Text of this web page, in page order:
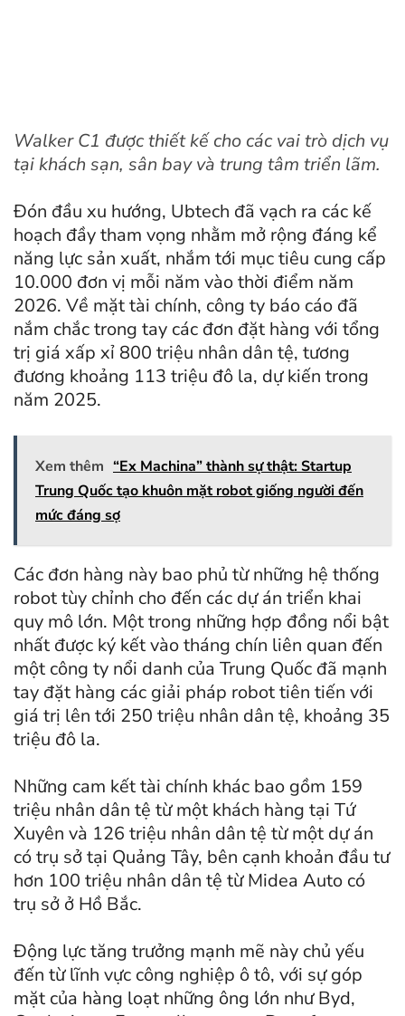
Walker C1 được thiết kế cho các vai trò dịch vụ
tại khách sạn, sân bay và trung tâm triển lãm.
Đón đầu xu hướng, Ubtech đã vạch ra các kế
hoạch đầy tham vọng nhằm mở rộng đáng kể
năng lực sản xuất, nhắm tới mục tiêu cung cấp
10.000 đơn vị mỗi năm vào thời điểm năm
2026. Về mặt tài chính, công ty báo cáo đã
nắm chắc trong tay các đơn đặt hàng với tổng
trị giá xấp xỉ 800 triệu nhân dân tệ, tương
đương khoảng 113 triệu đô la, dự kiến trong
năm 2025.
Xem thêm “Ex Machina” thành sự thật: Startup
Trung Quốc tạo khuôn mặt robot giống người đến
mức đáng sợ
Các đơn hàng này bao phủ từ những hệ thống
robot tùy chỉnh cho đến các dự án triển khai
quy mô lớn. Một trong những hợp đồng nổi bật
nhất được ký kết vào tháng chín liên quan đến
một công ty nổi danh của Trung Quốc đã mạnh
tay đặt hàng các giải pháp robot tiên tiến với
giá trị lên tới 250 triệu nhân dân tệ, khoảng 35
triệu đô la.
Những cam kết tài chính khác bao gồm 159
triệu nhân dân tệ từ một khách hàng tại Tứ
Xuyên và 126 triệu nhân dân tệ từ một dự án
có trụ sở tại Quảng Tây, bên cạnh khoản đầu tư
hơn 100 triệu nhân dân tệ từ Midea Auto có
trụ sở ở Hồ Bắc.
Động lực tăng trưởng mạnh mẽ này chủ yếu
đến từ lĩnh vực công nghiệp ô tô, với sự góp
mặt của hàng loạt những ông lớn như Byd,